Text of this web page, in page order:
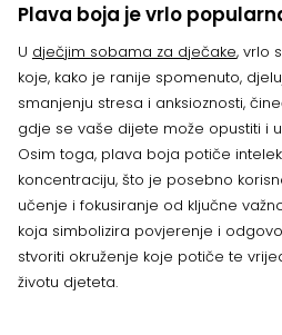
Plava boja je vrlo
U dječjim sobama za dječake, vrlo
koje, kako je ranije spomenuto,
smanjenju stresa i anksioznosti,
gdje se vaše dijete može opustiti i
Osim toga, plava boja potiče
koncentraciju, što je posebno
učenje i fokusiranje od ključne
koja simbolizira povjerenje i
stvoriti okruženje koje potiče te
životu djeteta.